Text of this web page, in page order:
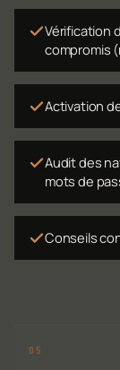
Vérification
compromis
Activation
Audit des
mots de
Conseils